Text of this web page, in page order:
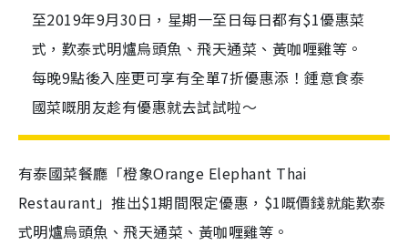
至2019年9月30日，星期一至日每日都有$1優惠菜
式，歎泰式明爐烏頭魚、飛天通菜、黃咖喱雞等。
每晚9點後入座更可享有全單7折優惠添！鍾意食泰
國菜嘅朋友趁有優惠就去試試啦～
有泰國菜餐廳「橙象Orange Elephant Thai
Restaurant」推出$1期間限定優惠，$1嘅價錢就能歎泰
式明爐烏頭魚、飛天通菜、黃咖喱雞等。